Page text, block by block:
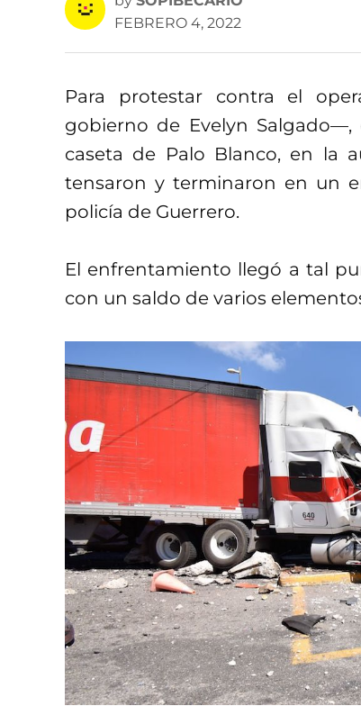
FEBRERO 4, 2022
Para protestar contra el
gobierno de Evelyn
caseta de Palo Blanco, en la
tensaron y terminaron en un
policía de Guerrero.
El enfrentamiento llegó a tal
con un saldo de varios